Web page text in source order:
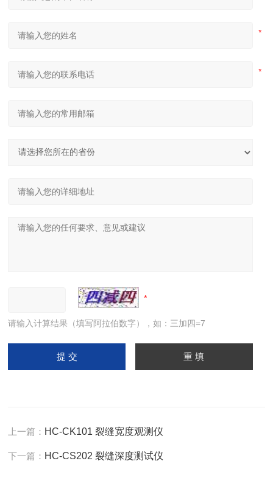
请输入计算结果（填写阿拉伯数字），如：三加四=7
上一篇： HC-CK101 裂缝宽度观测仪
下一篇： HC-CS202 裂缝深度测试仪